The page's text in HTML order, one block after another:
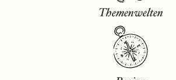
Themenwelten